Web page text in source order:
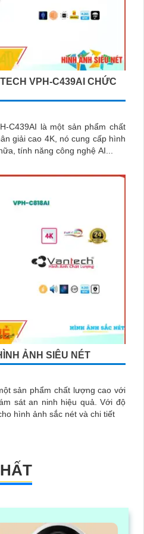
VPH-C439AI CHỨC
C439AI là một sản phẩm chất
và chi tiết. Hơn nữa, tính năng công nghệ AI...
ẢNH SIÊU NÉT
sản phẩm chất lượng cao với
an ninh hiệu quả. Với độ
hình ảnh sắc nét và chi tiết